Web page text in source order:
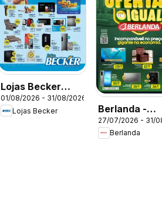
Lojas Becker
ofertas Agosto
01/08/2026 - 31/08/2026
Lojas Becker
Berlanda -
Ofertas
27/07/2026 - 31/
Berlanda